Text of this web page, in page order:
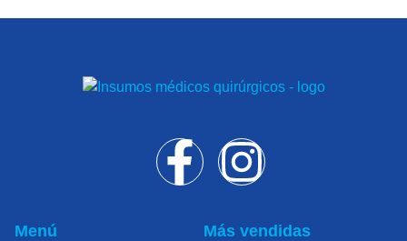
Menú Más vendidas